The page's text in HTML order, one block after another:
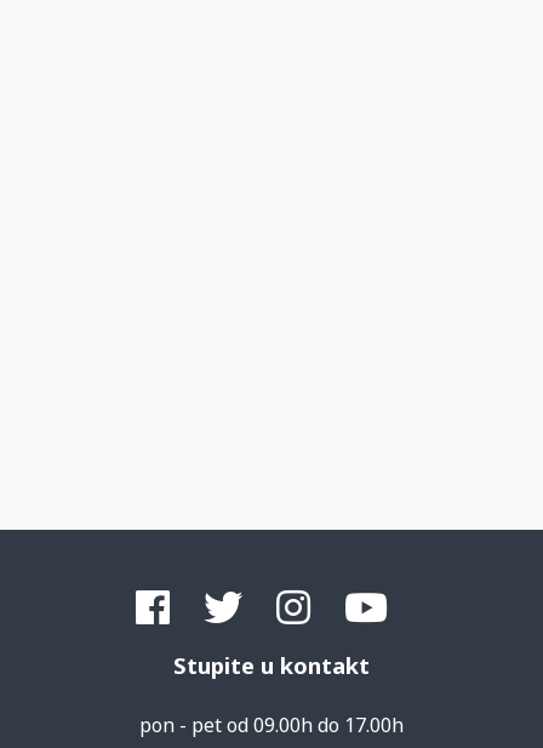
Stupite u kontakt
pon - pet od 09.00h do 17.00h